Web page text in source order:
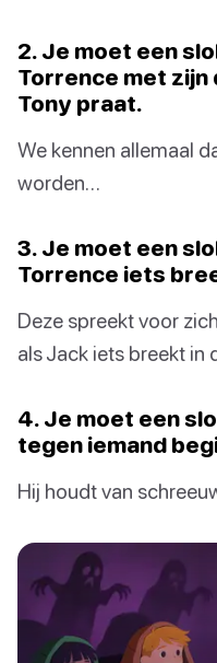
2. Je moet een
Torrence met
Tony praat.
We kennen allemaal
worden…
3. Je moet een
Torrence iets
Deze spreekt voor
als Jack iets breekt in
4. Je moet een
tegen iemand
Hij houdt van